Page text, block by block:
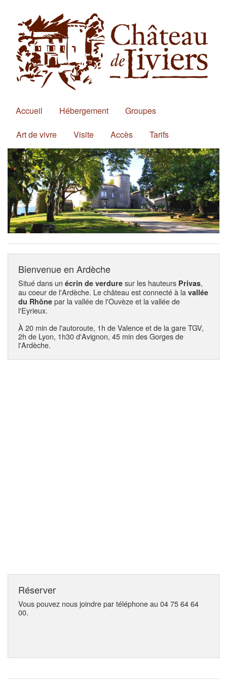
Accueil Hébergement Groupes
Art de vivre Visite Accès Tarifs
Bienvenue en Ardèche
Situé dans un écrin de verdure sur les hauteurs Privas,
au coeur de l'Ardèche. Le château est connecté à la vallée
du Rhône par la vallée de l'Ouvèze et la vallée de
l'Eyrieux.
À 20 min de l'autoroute, 1h de Valence et de la gare TGV,
2h de Lyon, 1h30 d'Avignon, 45 min des Gorges de
l'Ardèche.
Réserver
Vous pouvez nous joindre par téléphone au 04 75 64 64
00.